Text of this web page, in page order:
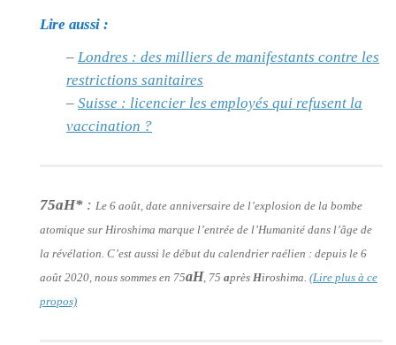
Lire aussi :
– Londres : des milliers de manifestants contre les
restrictions sanitaires
– Suisse : licencier les employés qui refusent la
vaccination ?
75aH* : Le 6 août, date anniversaire de l’explosion de la bombe
atomique sur Hiroshima marque l’entrée de l’Humanité dans l’âge de
la révélation. C’est aussi le début du calendrier raélien : depuis le 6
août 2020, nous sommes en 75aH, 75 après Hiroshima. (Lire plus à ce
propos)